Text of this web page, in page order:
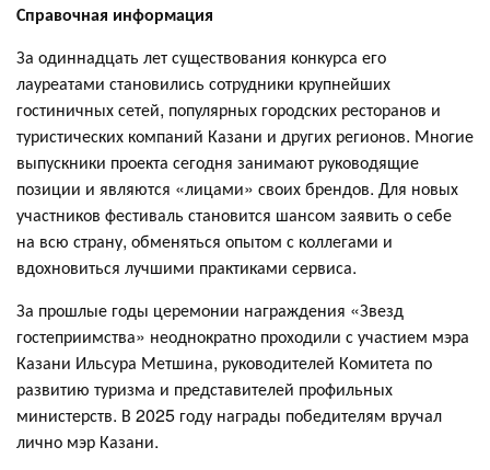
Справочная информация
За одиннадцать лет существования конкурса его
лауреатами становились сотрудники крупнейших
гостиничных сетей, популярных городских ресторанов и
туристических компаний Казани и других регионов. Многие
выпускники проекта сегодня занимают руководящие
позиции и являются «лицами» своих брендов. Для новых
участников фестиваль становится шансом заявить о себе
на всю страну, обменяться опытом с коллегами и
вдохновиться лучшими практиками сервиса.
За прошлые годы церемонии награждения «Звезд
гостеприимства» неоднократно проходили с участием мэра
Казани Ильсура Метшина, руководителей Комитета по
развитию туризма и представителей профильных
министерств. В 2025 году награды победителям вручал
лично мэр Казани.